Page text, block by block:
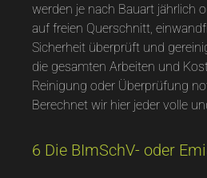
werden je nach Bauart jährlich
auf freien Querschnitt,
Sicherheit überprüft und
die gesamten Arbeiten und
Reinigung oder Überprüfung
Berechnet wir hier jeder volle
6 Die BImSchV- oder